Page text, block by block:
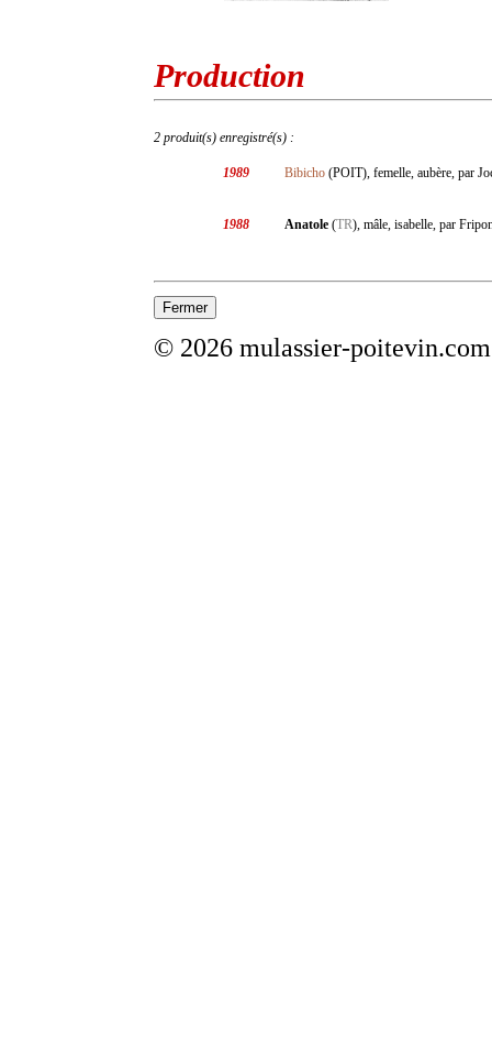
Production
2 produit(s) enregistré(s) :
1989 Bibicho (POIT), femelle, aubère, par
1988 Anatole (TR), mâle, isabelle, par
© 2026 mulassier-